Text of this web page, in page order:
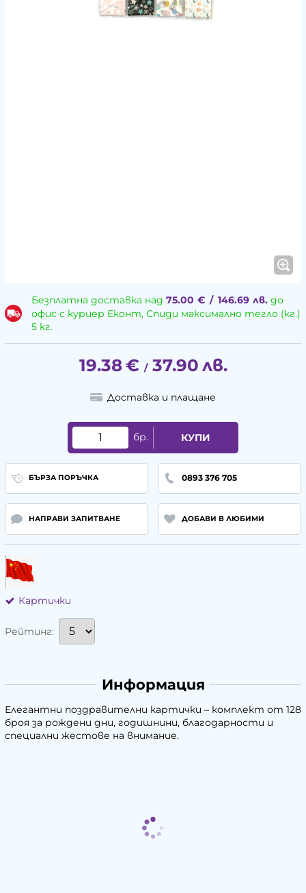
Безплатна доставка над 75.00 € / 146.69 лв.до
офис с куриер Еконт, Спиди максимално тегло (кг.)
5 кг.
19.38€ / 37.90 лв.
Доставка и плащане
бр. КУПИ
БЪРЗА ПОРЪЧКА 0893 376 705
НАПРАВИ ЗАПИТВАНЕ ДОБАВИ В ЛЮБИМИ
Картички
Рейтинг:
Информация
Елегантни поздравителни картички – комплект от 128
броя за рождени дни, годишнини, благодарности и
специални жестове на внимание.